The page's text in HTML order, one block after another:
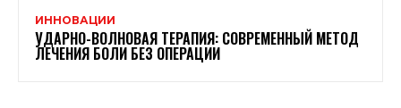
ИННОВАЦИИ
УДАРНО-ВОЛНОВАЯ ТЕРАПИЯ: СОВРЕМЕННЫЙ МЕТОД
ЛЕЧЕНИЯ БОЛИ БЕЗ ОПЕРАЦИИ